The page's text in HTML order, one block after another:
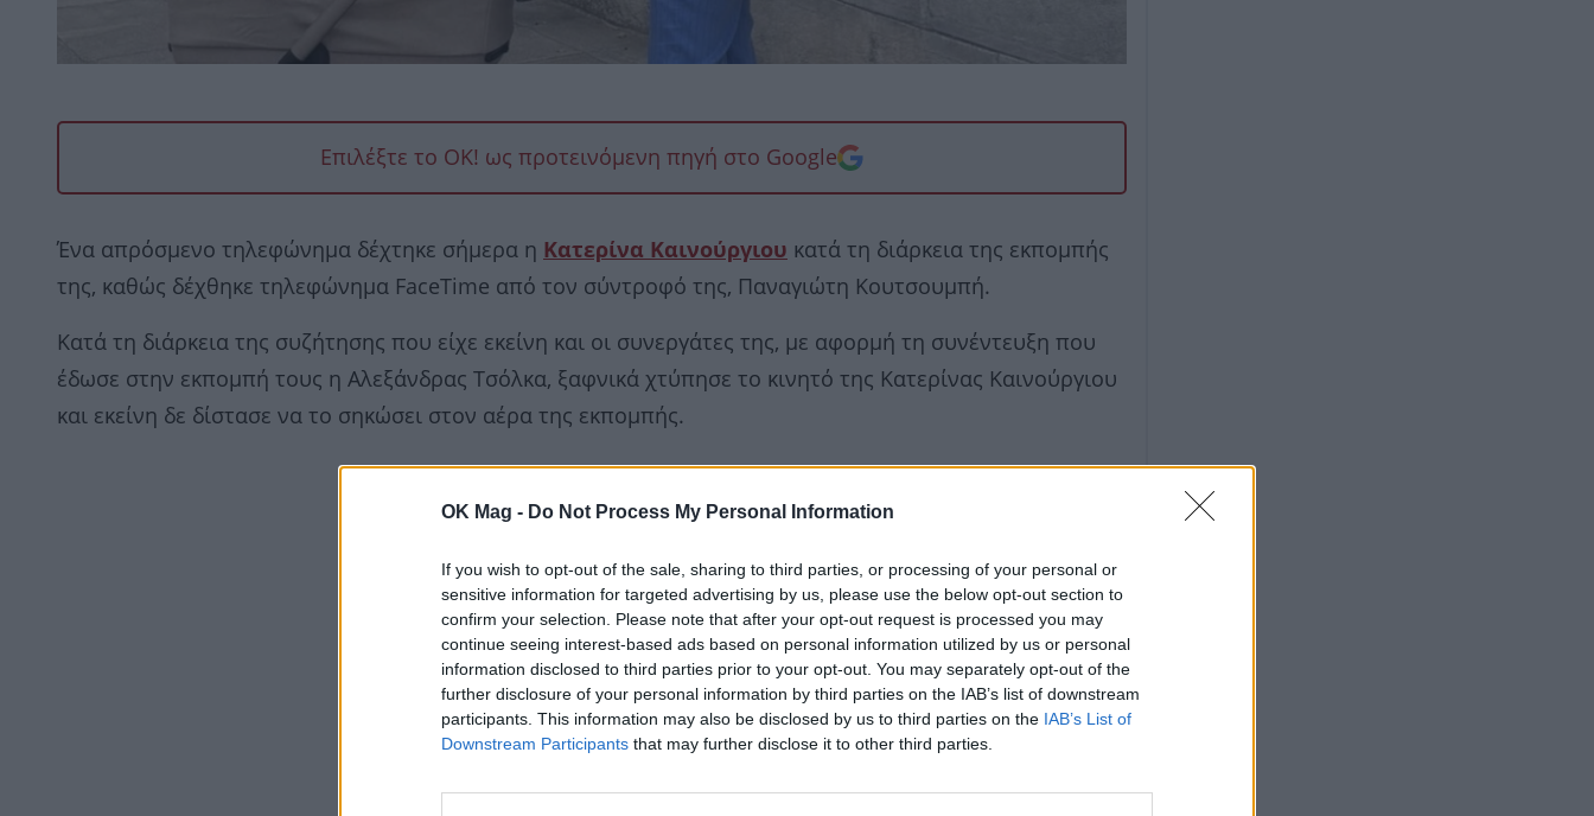
OK Mag - Do Not Process My Personal Information
If you wish to opt-out of the sale, sharing to third parties, or processing of your personal or
sensitive information for targeted advertising by us, please use the below opt-out section to
confirm your selection. Please note that after your opt-out request is processed you may
continue seeing interest-based ads based on personal information utilized by us or personal
information disclosed to third parties prior to your opt-out. You may separately opt-out of the
further disclosure of your personal information by third parties on the IAB’s list of downstream
participants. This information may also be disclosed by us to third parties on the IAB’s List of
Downstream Participants that may further disclose it to other third parties.
Επιλέξτε το OK! ως προτεινόμενη πηγή στο Google
Ένα απρόσμενο τηλεφώνημα δέχτηκε σήμερα η Κατερίνα Καινούργιου κατά τη διάρκεια της εκπομπής
της, καθώς δέχθηκε τηλεφώνημα FaceTime από τον σύντροφό της, Παναγιώτη Κουτσουμπή.
Κατά τη διάρκεια της συζήτησης που είχε εκείνη και οι συνεργάτες της, με αφορμή τη συνέντευξη που
έδωσε στην εκπομπή τους η Αλεξάνδρας Τσόλκα, ξαφνικά χτύπησε το κινητό της Κατερίνας Καινούργιου
και εκείνη δε δίστασε να το σηκώσει στον αέρα της εκπομπής.